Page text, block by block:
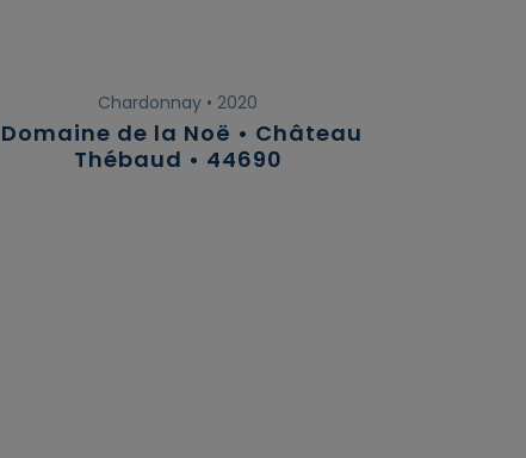
Chardonnay • 2020
Domaine de la Noë • Château
Thébaud • 44690